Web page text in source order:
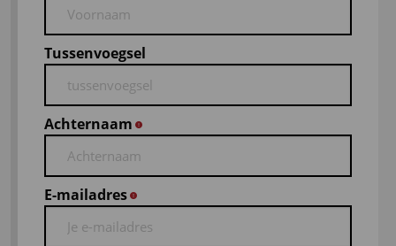
Tussenvoegsel
Achternaam
E-mailadres